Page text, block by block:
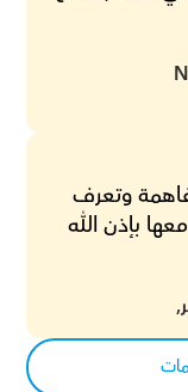
بإذن الله